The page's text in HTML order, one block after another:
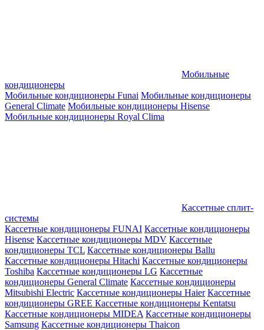
Мобильные
кондиционеры
Мобильные кондиционеры Funai Мобильные кондиционеры
General Climate Мобильные кондиционеры Hisense
Мобильные кондиционеры Royal Clima
Кассетные сплит-
системы
Кассетные кондиционеры FUNAI Кассетные кондиционеры
Hisense Кассетные кондиционеры MDV Кассетные
кондиционеры TCL Кассетные кондиционеры Ballu
Кассетные кондиционеры Hitachi Кассетные кондиционеры
Toshiba Кассетные кондиционеры LG Кассетные
кондиционеры General Climate Кассетные кондиционеры
Mitsubishi Electric Кассетные кондиционеры Haier Кассетные
кондиционеры GREE Кассетные кондиционеры Kentatsu
Кассетные кондиционеры MIDEA Кассетные кондиционеры
Samsung Кассетные кондиционеры Thaicon